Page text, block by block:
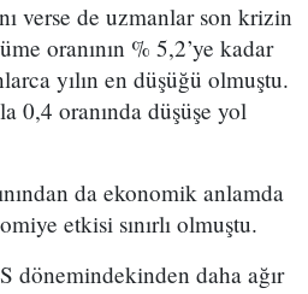
verse de uzmanlar son krizin
oranının % 5,2’ye kadar
yılın en düşüğü olmuştu.
0,4 oranında düşüşe yol
da ekonomik anlamda
etkisi sınırlı olmuştu.
dönemindekinden daha ağır